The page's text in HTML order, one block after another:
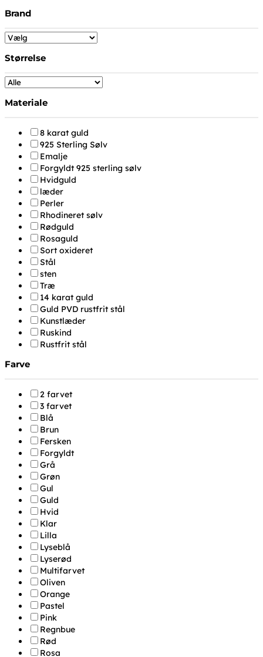
Brand
Størrelse
Materiale
8 karat guld
925 Sterling Sølv
Emalje
Forgyldt 925 sterling sølv
Hvidguld
læder
Perler
Rhodineret sølv
Rødguld
Rosaguld
Sort oxideret
Stål
sten
Træ
14 karat guld
Guld PVD rustfrit stål
Kunstlæder
Ruskind
Rustfrit stål
Farve
2 farvet
3 farvet
Blå
Brun
Fersken
Forgyldt
Grå
Grøn
Gul
Guld
Hvid
Klar
Lilla
Lyseblå
Lyserød
Multifarvet
Oliven
Orange
Pastel
Pink
Regnbue
Rød
Rosa